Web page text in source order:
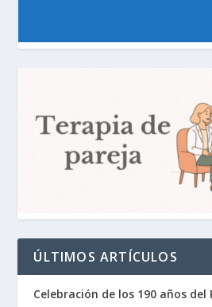
ÚLTIMOS ARTÍCULOS
Celebración de los 190 años